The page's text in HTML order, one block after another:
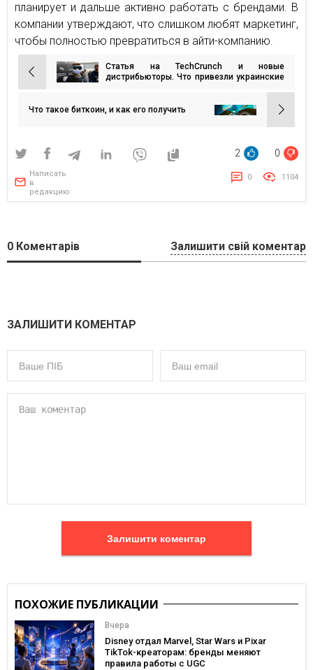
планирует и дальше активно работать с брендами. В
компании утверждают, что слишком любят маркетинг,
чтобы полностью превратиться в айти-компанию.
Навигация
по
записям
Статья на TechCrunch и новые
дистрибьюторы. Что привезли украинские
Что такое биткоин, и как его получить
2 0
Написать
в
редакцию
0 1104
0 Коментарів Залишити свій коментар
ЗАЛИШИТИ КОМЕНТАР
Залишити коментар
ПОХОЖИЕ ПУБЛИКАЦИИ
Вчера
Disney отдал Marvel, Star Wars и Pixar
TikTok-креаторам: бренды меняют
правила работы с UGC